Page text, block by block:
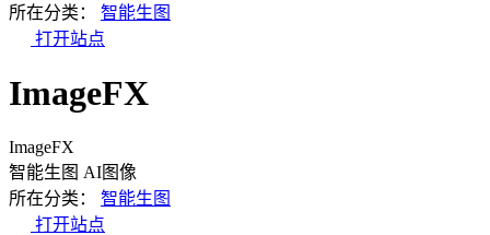
所在分类：
智能生图
打开站点
ImageFX
ImageFX
智能生图 AI图像
所在分类：
智能生图
打开站点